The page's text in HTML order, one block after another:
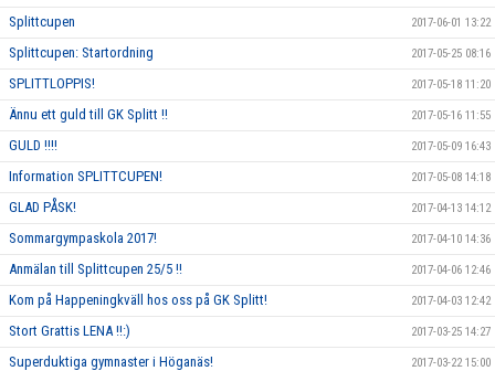
Splittcupen 2017-06-01 13:22
Splittcupen: Startordning 2017-05-25 08:16
SPLITTLOPPIS! 2017-05-18 11:20
Ännu ett guld till GK Splitt !! 2017-05-16 11:55
GULD !!!! 2017-05-09 16:43
Information SPLITTCUPEN! 2017-05-08 14:18
GLAD PÅSK! 2017-04-13 14:12
Sommargympaskola 2017! 2017-04-10 14:36
Anmälan till Splittcupen 25/5 !! 2017-04-06 12:46
Kom på Happeningkväll hos oss på GK Splitt! 2017-04-03 12:42
Stort Grattis LENA !!:) 2017-03-25 14:27
Superduktiga gymnaster i Höganäs! 2017-03-22 15:00